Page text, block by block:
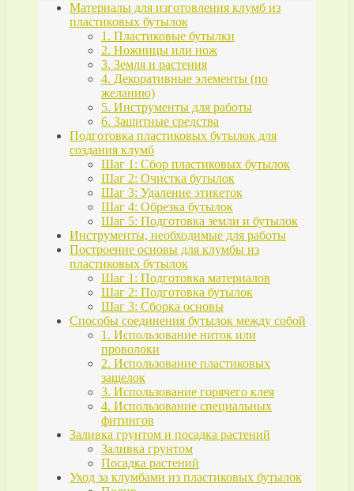
Материалы для изготовления клумб из
пластиковых бутылок
1. Пластиковые бутылки
2. Ножницы или нож
3. Земля и растения
4. Декоративные элементы (по
желанию)
5. Инструменты для работы
6. Защитные средства
Подготовка пластиковых бутылок для
создания клумб
Шаг 1: Сбор пластиковых бутылок
Шаг 2: Очистка бутылок
Шаг 3: Удаление этикеток
Шаг 4: Обрезка бутылок
Шаг 5: Подготовка земли и бутылок
Инструменты, необходимые для работы
Построение основы для клумбы из
пластиковых бутылок
Шаг 1: Подготовка материалов
Шаг 2: Подготовка бутылок
Шаг 3: Сборка основы
Способы соединения бутылок между собой
1. Использование ниток или
проволоки
2. Использование пластиковых
защелок
3. Использование горячего клея
4. Использование специальных
фитингов
Заливка грунтом и посадка растений
Заливка грунтом
Посадка растений
Уход за клумбами из пластиковых бутылок